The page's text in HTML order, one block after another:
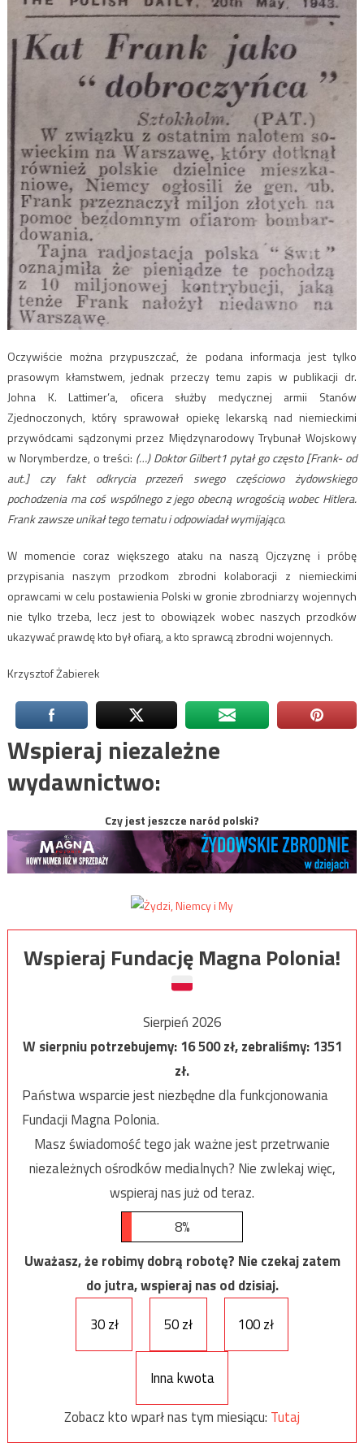
Oczywiście można przypuszczać, że podana informacja jest tylko
prasowym kłamstwem, jednak przeczy temu zapis w publikacji dr.
Johna K. Lattimer’a, oficera służby medycznej armii Stanów
Zjednoczonych, który sprawował opiekę lekarską nad niemieckimi
przywódcami sądzonymi przez Międzynarodowy Trybunał Wojskowy
w Norymberdze, o treści: (…) Doktor Gilbert1 pytał go często [Frank- od
aut.] czy fakt odkrycia przezeń swego częściowo żydowskiego
pochodzenia ma coś wspólnego z jego obecną wrogością wobec Hitlera.
Frank zawsze unikał tego tematu i odpowiadał wymijająco.
W momencie coraz większego ataku na naszą Ojczyznę i próbę
przypisania naszym przodkom zbrodni kolaboracji z niemieckimi
oprawcami w celu postawienia Polski w gronie zbrodniarzy wojennych
nie tylko trzeba, lecz jest to obowiązek wobec naszych przodków
ukazywać prawdę kto był ofiarą, a kto sprawcą zbrodni wojennych.
Krzysztof Żabierek
Wspieraj niezależne
wydawnictwo:
Czy jest jeszcze naród polski?
Wspieraj Fundację Magna Polonia!
Sierpień 2026
W sierpniu potrzebujemy:16 500zł, zebraliśmy:1351
zł.
Państwa wsparcie jest niezbędne dla funkcjonowania
Fundacji Magna Polonia.
Masz świadomość tego jak ważne jest przetrwanie
niezależnych ośrodków medialnych? Nie zwlekaj więc,
wspieraj nas już od teraz.
8%
Uważasz, że robimy dobrą robotę? Nie czekaj zatem
do jutra, wspieraj nas od dzisiaj.
30 zł
50 zł 100 zł
Inna kwota
Zobacz kto wparł nas tym miesiącu: Tutaj